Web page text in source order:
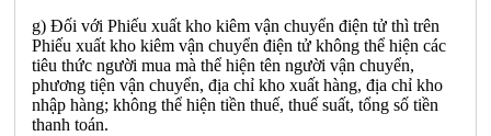
g) Đối với Phiếu xuất kho kiêm vận chuyển điện tử thì trên
Phiếu xuất kho kiêm vận chuyển điện tử không thể hiện các
tiêu thức người mua mà thể hiện tên người vận chuyển,
phương tiện vận chuyển, địa chỉ kho xuất hàng, địa chỉ kho
nhập hàng; không thể hiện tiền thuế, thuế suất, tổng số tiền
thanh toán.